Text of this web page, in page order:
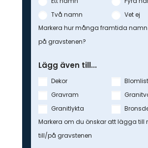
Två namn
Vet ej
Markera hur många framtida
på gravstenen?
Lägg även till...
Dekor
Gravram
Granitlykta
Markera om du önskar att lägga till
till/på gravstenen